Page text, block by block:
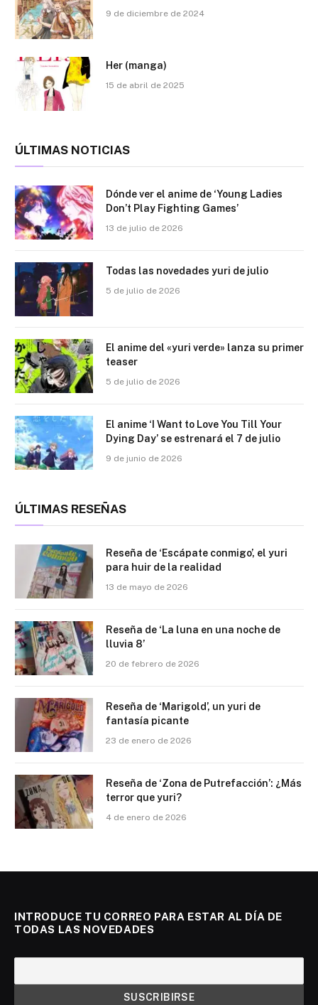
9 de diciembre de 2024
Her (manga)
15 de abril de 2025
ÚLTIMAS NOTICIAS
Dónde ver el anime de ‘Young Ladies
Don’t Play Fighting Games’
13 de julio de 2026
Todas las novedades yuri de julio
5 de julio de 2026
El anime del «yuri verde» lanza su primer
teaser
5 de julio de 2026
El anime ‘I Want to Love You Till Your
Dying Day’ se estrenará el 7 de julio
9 de junio de 2026
ÚLTIMAS RESEÑAS
Reseña de ‘Escápate conmigo’, el yuri
para huir de la realidad
13 de mayo de 2026
Reseña de ‘La luna en una noche de
lluvia 8’
20 de febrero de 2026
Reseña de ‘Marigold’, un yuri de
fantasía picante
23 de enero de 2026
Reseña de ‘Zona de Putrefacción’: ¿Más
terror que yuri?
4 de enero de 2026
INTRODUCE TU CORREO PARA ESTAR AL DÍA DE
TODAS LAS NOVEDADES